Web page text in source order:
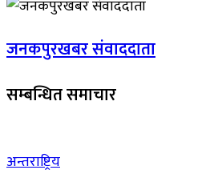
जनकपुरखबर संवाददाता
सम्बन्धित समाचार
अन्तराष्ट्रिय